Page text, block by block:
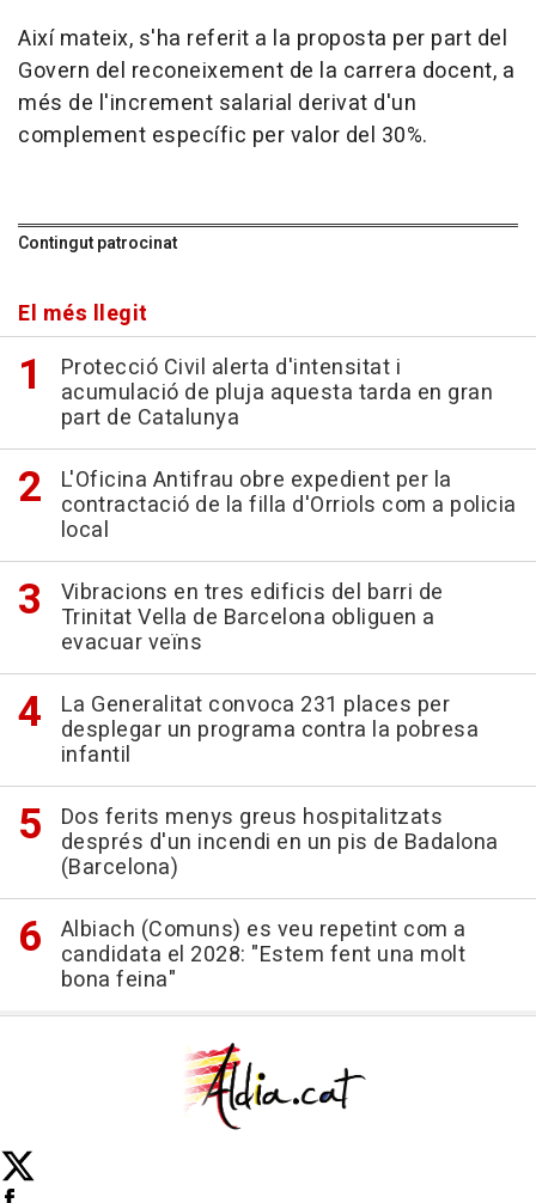
Així mateix, s'ha referit a la proposta per part del
Govern del reconeixement de la carrera docent, a
més de l'increment salarial derivat d'un
complement específic per valor del 30%.
Contingut patrocinat
El més llegit
Protecció Civil alerta d'intensitat i
acumulació de pluja aquesta tarda en gran
part de Catalunya
L'Oficina Antifrau obre expedient per la
contractació de la filla d'Orriols com a policia
local
Vibracions en tres edificis del barri de
Trinitat Vella de Barcelona obliguen a
evacuar veïns
La Generalitat convoca 231 places per
desplegar un programa contra la pobresa
infantil
Dos ferits menys greus hospitalitzats
després d'un incendi en un pis de Badalona
(Barcelona)
Albiach (Comuns) es veu repetint com a
candidata el 2028: "Estem fent una molt
bona feina"